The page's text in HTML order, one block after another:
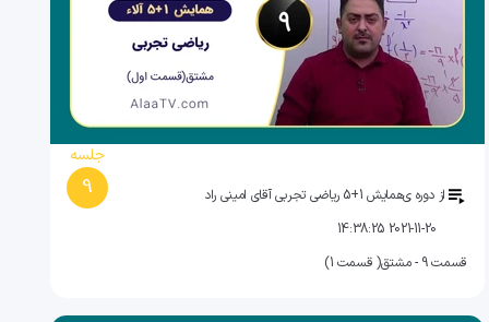
جلسه
9 از دوره یهمایش 1+5 ریاضی تجربی آقای امینی راد
2021-11-20 14:38:25
قسمت 9 - مشتق( قسمت 1)